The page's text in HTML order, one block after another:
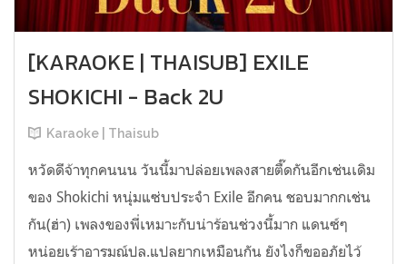
[KARAOKE | THAISUB] EXILE
SHOKICHI - Back 2U
Karaoke | Thaisub
หวัดดีจ้าทุกคนนน วันนี้มาปล่อยเพลงสายตื๊ดกันอีกเช่นเดิม
ของ Shokichi หนุ่มแซ่บประจำ Exile อีกคน ชอบมากกเช่น
กัน(ฮ่า) เพลงของพี่เหมาะกับน่าร้อนช่วงนี้มาก แดนซ์ๆ
หน่อยเร้าอารมณ์ปล.แปลยากเหมือนกัน ยังไงก็ขออภัยไว้